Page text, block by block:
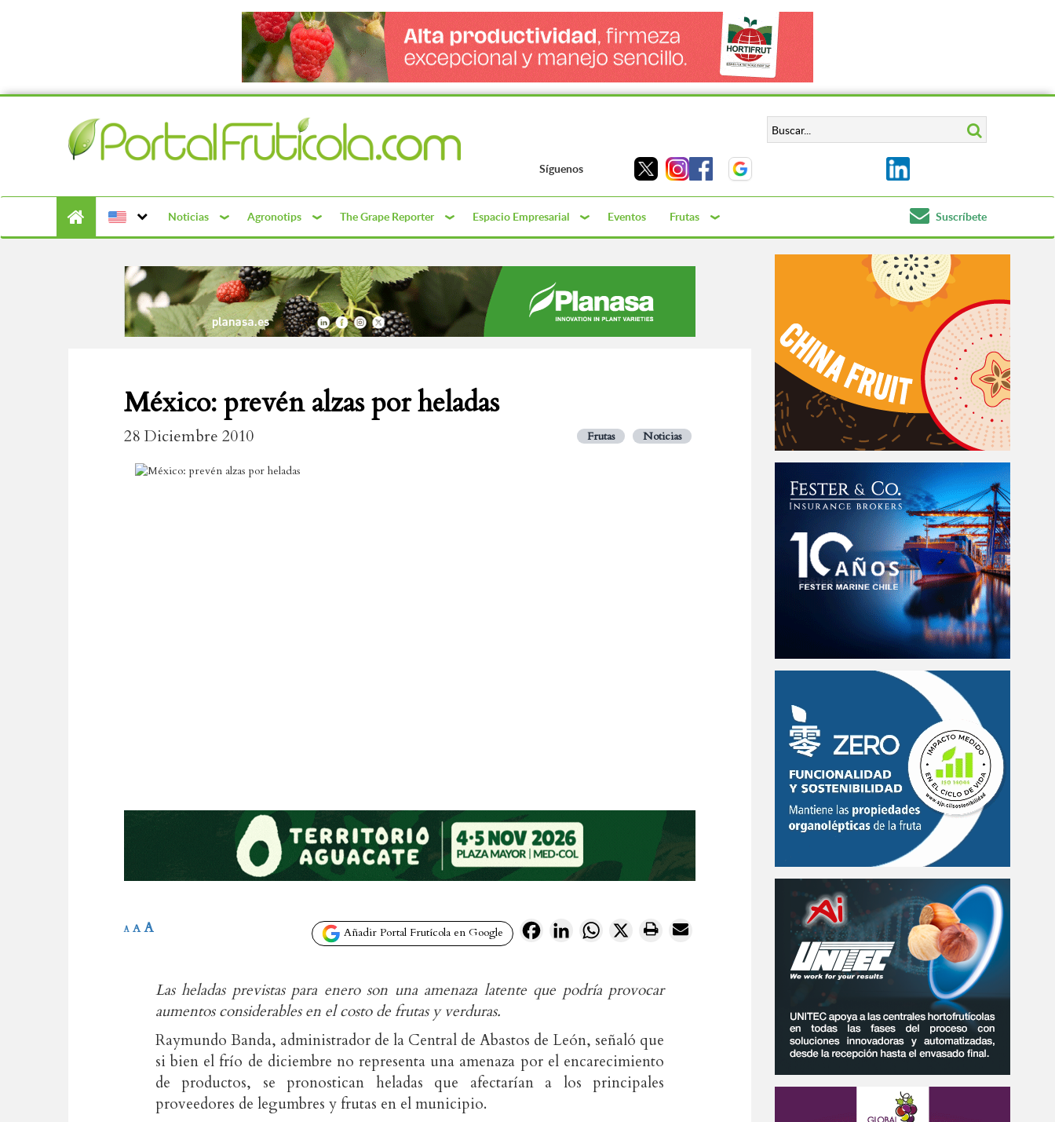
Síguenos
Noticias Agronotips The Grape Reporter Espacio Empresarial Eventos Frutas Suscríbete
México: prevén alzas por heladas
28 Diciembre 2010 Frutas Noticias
Añadir Portal Frutícola en Google FacebookLinkedInWhatsApp
X
A A A
Las heladas previstas para enero son una amenaza latente que podría provocar
aumentos considerables en el costo de frutas y verduras.
Raymundo Banda, administrador de la Central de Abastos de León, señaló que
si bien el frío de diciembre no representa una amenaza por el encarecimiento
de productos, se pronostican heladas que afectarían a los principales
proveedores de legumbres y frutas en el municipio.